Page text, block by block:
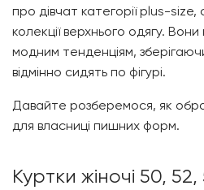
про дівчат категорії plus-
колекції верхнього одягу. Вони
модним тенденціям,
відмінно сидять по фігурі.
Давайте розберемося, як
для власниці пишних форм.
Куртки жіночі 50,